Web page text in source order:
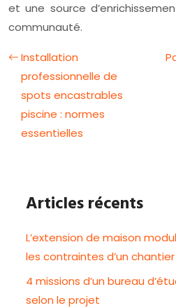
et une source
communauté.
Installation
professionnelle de
spots encastrables
piscine : normes
essentielles
Articles récents
L’extension de maison
les contraintes d’un
4 missions d’un bureau
selon le projet